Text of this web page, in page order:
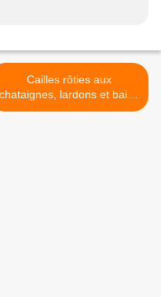
Cailles rôties aux
chataignes, lardons et baies
roses >